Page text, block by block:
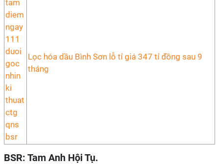
Lọc hóa dầu Bình Sơn lỗ tỉ giá 347 tỉ đồng sau 9
tháng
BSR: Tam Anh Hội Tụ.